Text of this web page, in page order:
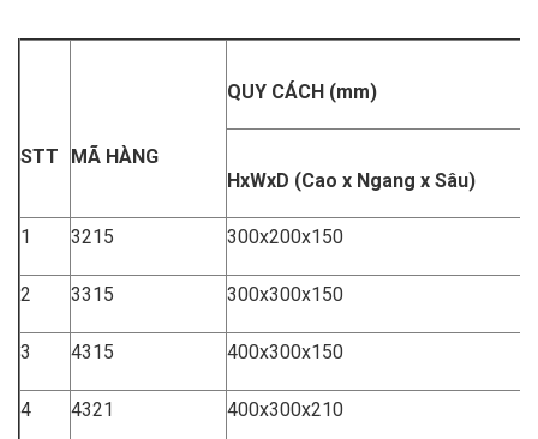
STT MÃ HÀNG
QUY CÁCH (mm)
HxWxD (Cao x Ngang x Sâu)
1 3215 300x200x150
2 3315 300x300x150
3 4315 400x300x150
4 4321 400x300x210